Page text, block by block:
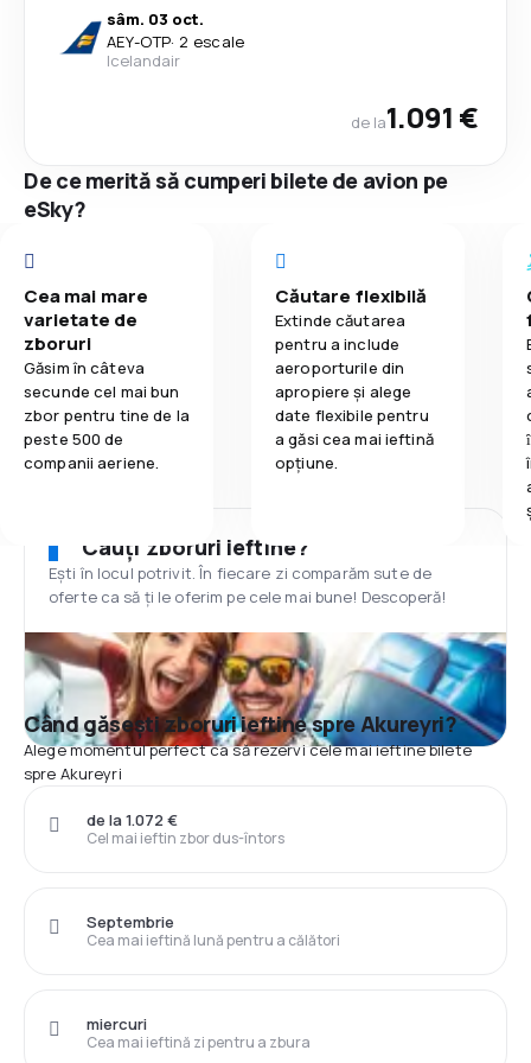
sâm. 03 oct.
AEY-OTP· 2 escale
Icelandair
de la1.091 €
De ce merită să cumperi bilete de avion pe
eSky?
Cea mai mare
varietate de
zboruri
Găsim în câteva
secunde cel mai bun
zbor pentru tine de la
peste 500 de
companii aeriene.
Căutare flexibilă
Extinde căutarea
pentru a include
aeroporturile din
apropiere și alege
date flexibile pentru
a găsi cea mai ieftină
opțiune.
Cauți zboruri ieftine?
Ești în locul potrivit. În fiecare zi comparăm sute de
oferte ca să ți le oferim pe cele mai bune! Descoperă!
Când găsești zboruri ieftine spre Akureyri?
Alege momentul perfect ca să rezervi cele mai ieftine bilete
spre Akureyri
Cel mai ieftin zbor dus-întors
de la 1.072 €
Cea mai ieftină lună pentru a călători
Septembrie
Cea mai ieftină zi pentru a zbura
miercuri